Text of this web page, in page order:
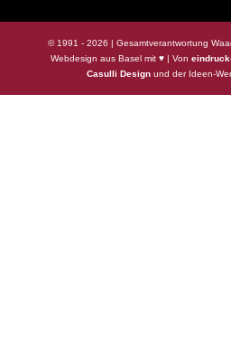
© 1991 - 2026 | Gesamtverantwortung
Webdesign aus Basel mit ♥ | Von
Casulli Designund der Ideen-